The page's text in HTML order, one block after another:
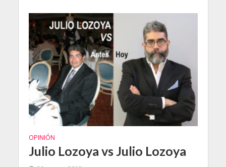
OPINIÓN
Julio Lozoya vs Julio Lozoya